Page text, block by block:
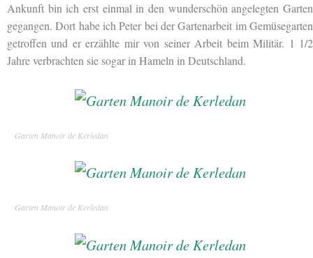
Ankunft bin ich erst einmal in den wunderschön angelegten Garten
gegangen. Dort habe ich Peter bei der Gartenarbeit im Gemüsegarten
getroffen und er erzählte mir von seiner Arbeit beim Militär. 1 1/2
Jahre verbrachten sie sogar in Hameln in Deutschland.
Garten Manoir de Kerledan
Garten Manoir de Kerledan